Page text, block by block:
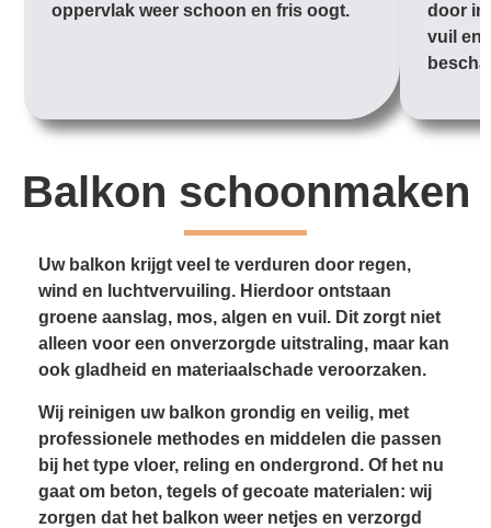
oppervlak weer schoon en fris oogt.
door in
vuil en
Balkon schoonmaken
Uw balkon krijgt veel te verduren door regen,
wind en luchtvervuiling. Hierdoor ontstaan
groene aanslag, mos, algen en vuil. Dit zorgt niet
alleen voor een onverzorgde uitstraling, maar kan
ook gladheid en materiaal­schade veroorzaken.
Wij reinigen uw balkon grondig en veilig, met
professionele methodes en middelen die passen
bij het type vloer, reling en ondergrond. Of het nu
gaat om beton, tegels of gecoate materialen: wij
zorgen dat het balkon weer netjes en verzorgd